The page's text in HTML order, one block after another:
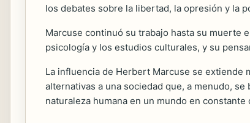
los debates sobre la libertad, la opresión y la
Marcuse continuó su trabajo hasta su muerte
psicología y los estudios culturales, y su
La influencia de Herbert Marcuse se extiende
alternativas a una sociedad que, a menudo,
naturaleza humana en un mundo en constante